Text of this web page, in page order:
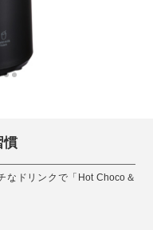
慣
なドリンクで「Hot Choco＆